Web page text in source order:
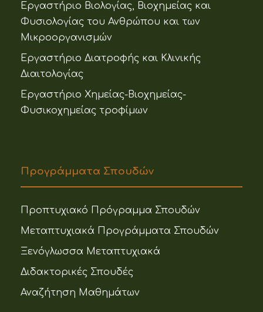
Εργαστήριο Βιολογίας, Βιοχημείας και
Φυσιολογίας του Ανθρώπου και των
Μικροοργανισμών
Εργαστήριο Διατροφής και Κλινικής
Διαιτολογίας
Εργαστήριο Χημείας-Βιοχημείας-
Φυσικοχημείας τροφίμων
Προγράμματα Σπουδών
Προπτυχιακό Πρόγραμμα Σπουδών
Μεταπτυχιακά Προγράμματα Σπουδών
Ξενόγλωσσα Μεταπτυχιακά
Διδακτορικές Σπουδές
Αναζήτηση Μαθημάτων